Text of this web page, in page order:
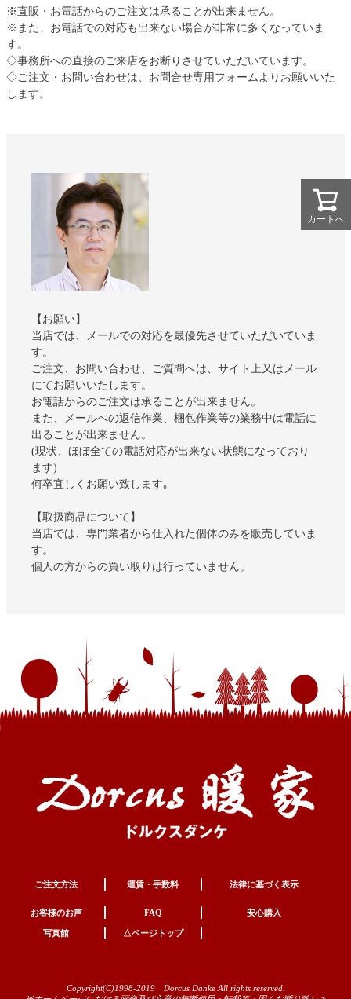
※直販・お電話からのご注文は承ることが出来ません。
※また、お電話での対応も出来ない場合が非常に多くなっていま
す。
◇事務所への直接のご来店をお断りさせていただいています。
◇ご注文・お問い合わせは、お問合せ専用フォームよりお願いいた
します。
【お願い】
当店では、メールでの対応を最優先させていただいていま
す。
ご注文、お問い合わせ、ご質問へは、サイト上又はメール
にてお願いいたします。
お電話からのご注文は承ることが出来ません。
また、メールへの返信作業、梱包作業等の業務中は電話に
出ることが出来ません。
(現状、ほぼ全ての電話対応が出来ない状態になっており
ます)
何卒宜しくお願い致します｡
【取扱商品について】
当店では、専門業者から仕入れた個体のみを販売していま
す。
個人の方からの買い取りは行っていません。
カートへ
ご注文方法 運賃・手数料 法律に基づく表示
お客様のお声 FAQ 安心購入
写真館 △ページトップ
Copyright(C)1998-2019 Dorcus Danke All rights reserved.
カートへ